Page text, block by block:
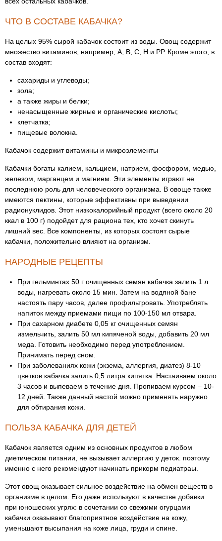
ЧТО В СОСТАВЕ КАБАЧКА?
На целых 95% сырой кабачок состоит из воды. Овощ содержит
множество витаминов, например, А, В, С, Н и РР. Кроме этого, в
состав входят:
сахариды и углеводы;
зола;
а также жиры и белки;
ненасыщенные жирные и органические кислоты;
клетчатка;
пищевые волокна.
Кабачок содержит витамины и микроэлементы
Кабачки богаты калием, кальцием, натрием, фосфором, медью,
железом, марганцем и магнием. Эти элементы играют не
последнюю роль для человеческого организма. В овоще также
имеются пектины, которые эффективны при выведении
радионуклидов. Этот низкокалорийный продукт (всего около 20
ккал в 100 г) подойдет для рациона тех, кто хочет скинуть
лишний вес. Все компоненты, из которых состоят сырые
кабачки, положительно влияют на организм.
НАРОДНЫЕ РЕЦЕПТЫ
При гельминтах 50 г очищенных семян кабачка залить 1 л
воды, нагревать около 15 мин. Затем на водяной бане
настоять пару часов, далее профильтровать. Употреблять
напиток между приемами пищи по 100-150 мл отвара.
При сахарном диабете 0,05 кг очищенных семян
измельчить, залить 50 мл кипяченой воды, добавить 20 мл
меда. Готовить необходимо перед употреблением.
Принимать перед сном.
При заболеваниях кожи (экзема, аллергия, диатез) 8-10
цветков кабачка залить 0,5 литра кипятка. Настаиваем около
3 часов и выпеваем в течение дня. Пропиваем курсом – 10-
12 дней. Также данный настой можно применять наружно
для обтирания кожи.
ПОЛЬЗА КАБАЧКА ДЛЯ ДЕТЕЙ
Кабачок является одним из основных продуктов в любом
диетическом питании, не вызывает аллергию у деток. поэтому
именно с него рекомендуют начинать прикорм педиатраы.
Этот овощ оказывает сильное воздействие на обмен веществ в
организме в целом. Его даже используют в качестве добавки
при юношеских угрях: в сочетании со свежими огурцами
кабачки оказывают благоприятное воздействие на кожу,
уменьшают высыпания на коже лица, груди и спине.